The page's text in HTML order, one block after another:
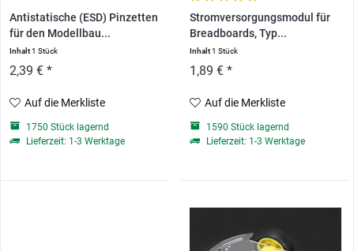
Antistatische (ESD) Pinzetten
für den Modellbau...
Inhalt1 Stück
2,39 € *
Auf die Merkliste
1750 Stück lagernd
Lieferzeit: 1-3 Werktage
Stromversorgungsmodul für
Breadboards, Typ...
Inhalt1 Stück
1,89 € *
Auf die Merkliste
1590 Stück lagernd
Lieferzeit: 1-3 Werktage